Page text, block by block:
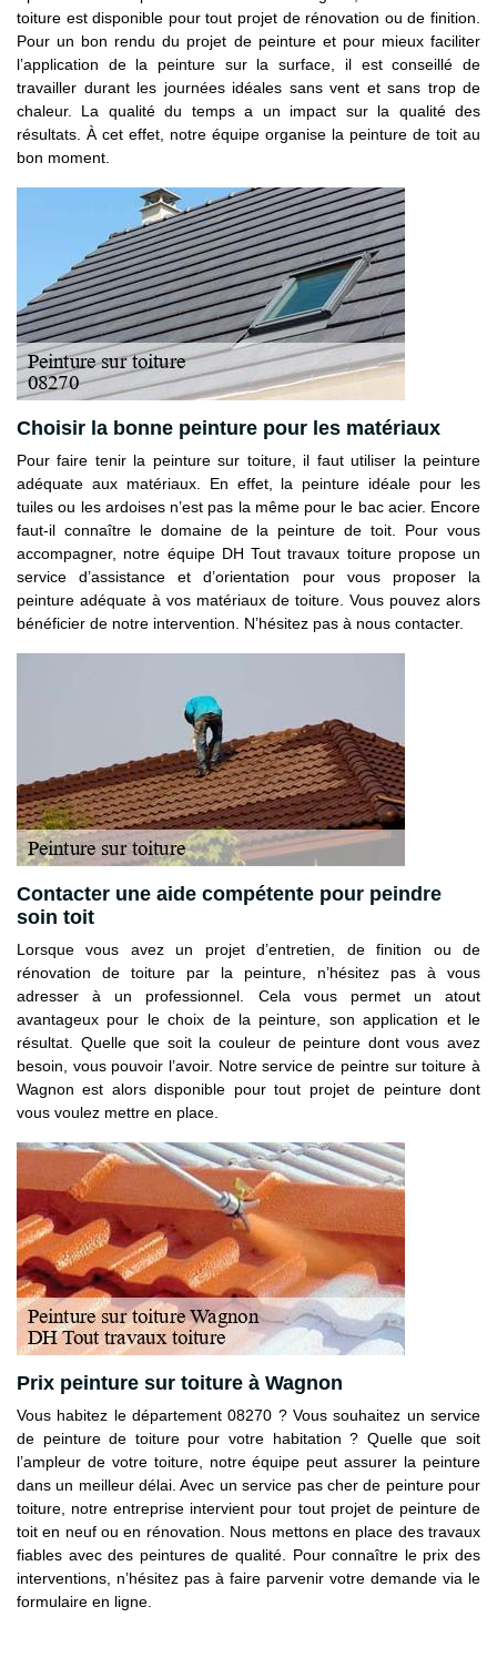
toiture est disponible pour tout projet de rénovation ou de finition.
Pour un bon rendu du projet de peinture et pour mieux faciliter
l’application de la peinture sur la surface, il est conseillé de
travailler durant les journées idéales sans vent et sans trop de
chaleur. La qualité du temps a un impact sur la qualité des
résultats. À cet effet, notre équipe organise la peinture de toit au
bon moment.
Choisir la bonne peinture pour les matériaux
Pour faire tenir la peinture sur toiture, il faut utiliser la peinture
adéquate aux matériaux. En effet, la peinture idéale pour les
tuiles ou les ardoises n’est pas la même pour le bac acier. Encore
faut-il connaître le domaine de la peinture de toit. Pour vous
accompagner, notre équipe DH Tout travaux toiture propose un
service d’assistance et d’orientation pour vous proposer la
peinture adéquate à vos matériaux de toiture. Vous pouvez alors
bénéficier de notre intervention. N’hésitez pas à nous contacter.
Contacter une aide compétente pour peindre
soin toit
Lorsque vous avez un projet d’entretien, de finition ou de
rénovation de toiture par la peinture, n’hésitez pas à vous
adresser à un professionnel. Cela vous permet un atout
avantageux pour le choix de la peinture, son application et le
résultat. Quelle que soit la couleur de peinture dont vous avez
besoin, vous pouvoir l’avoir. Notre service de peintre sur toiture à
Wagnon est alors disponible pour tout projet de peinture dont
vous voulez mettre en place.
Prix peinture sur toiture à Wagnon
Vous habitez le département 08270 ? Vous souhaitez un service
de peinture de toiture pour votre habitation ? Quelle que soit
l’ampleur de votre toiture, notre équipe peut assurer la peinture
dans un meilleur délai. Avec un service pas cher de peinture pour
toiture, notre entreprise intervient pour tout projet de peinture de
toit en neuf ou en rénovation. Nous mettons en place des travaux
fiables avec des peintures de qualité. Pour connaître le prix des
interventions, n’hésitez pas à faire parvenir votre demande via le
formulaire en ligne.